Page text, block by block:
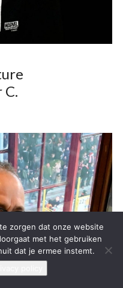
zorgen dat onze website
met het gebruiken
dat je ermee instemt.